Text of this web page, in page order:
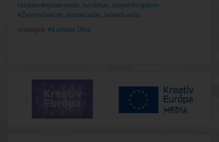
rendezvényszervezés, turizmus, idegenforgalom
#Zeneművészet, kottakiadás, lemezkiadás
országok: #Európai Unió